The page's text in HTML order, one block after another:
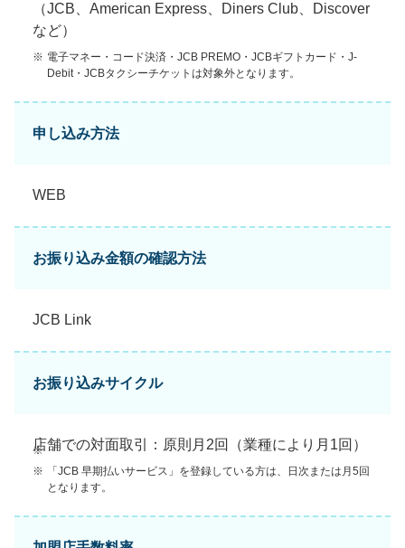
（JCB、American Express、Diners Club、Discover
など）
※ 電子マネー・コード決済・JCB PREMO・JCBギフトカード・J-
Debit・JCBタクシーチケットは対象外となります。
申し込み方法
WEB
お振り込み金額の確認方法
JCB Link
お振り込みサイクル
店舗での対面取引：原則月2回（業種により月1回）
※
※
「JCB 早期払いサービス」を登録している方は、日次または月5回
となります。